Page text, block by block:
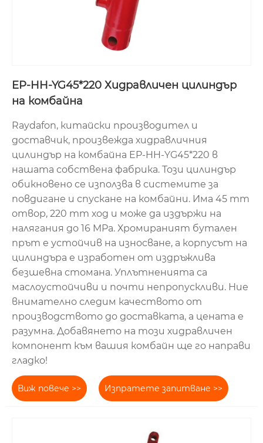
EP-HH-YG45*220 Хидравличен цилиндър
на комбайна
Raydafon, китайски производител и
доставчик, произвежда хидравличния
цилиндър на комбайна EP-HH-YG45*220 в
нашата собствена фабрика. Този цилиндър
обикновено се използва в системите за
повдигане и спускане на комбайни. Има 45 mm
отвор, 220 mm ход и може да издържи на
налягания до 16 MPa. Хромираният бутален
прът е устойчив на износване, а корпусът на
цилиндъра е изработен от издръжлива
безшевна стомана. Уплътненията са
маслоустойчиви и почти непропускливи. Ние
внимателно следим качеството от
производството до доставката, а цената е
разумна. Добавянето на този хидравличен
компонент към вашия комбайн ще го направи
гладко!
Виж повече >> Изпратете запитване >>